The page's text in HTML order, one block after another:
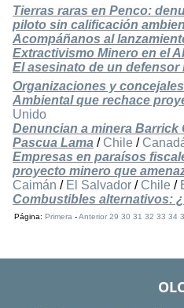
Tierras raras en Penco:
piloto sin calificación
Acompáñanos al
Extractivismo Minero en el
El asesinato de un
Organizaciones y
Ambiental que rechace
Unido
Denuncian a minera
Pascua Lama / Chile /
Empresas en paraísos
proyecto minero que
Caimán / El Salvador / Chile /
Combustibles alternativos:
Página:Primera -Anterior 29 30 31 32 33 34